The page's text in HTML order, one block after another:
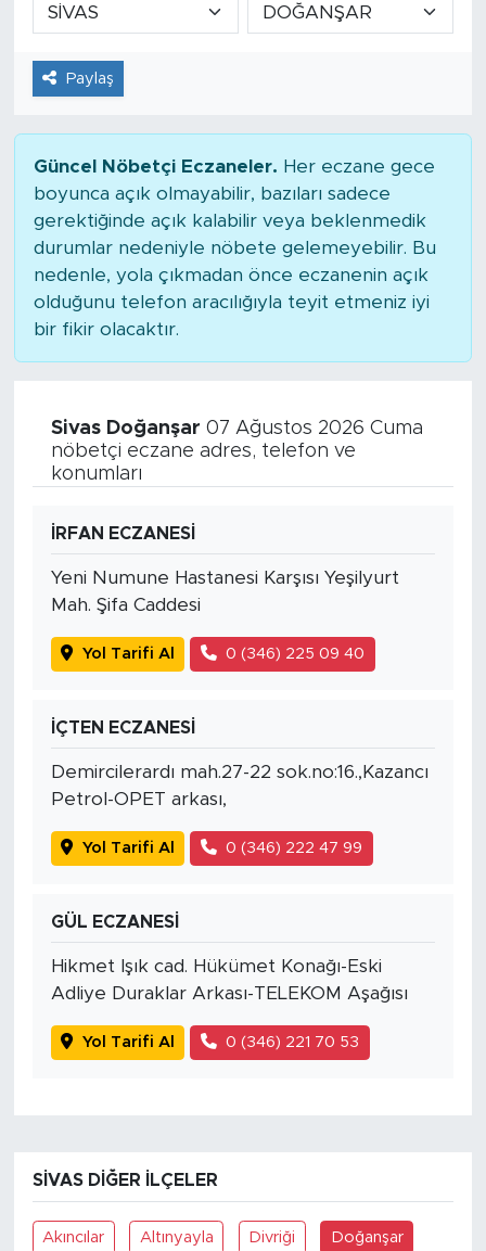
Paylaş
Güncel Nöbetçi Eczaneler. Her eczane gece
boyunca açık olmayabilir, bazıları sadece
gerektiğinde açık kalabilir veya beklenmedik
durumlar nedeniyle nöbete gelemeyebilir. Bu
nedenle, yola çıkmadan önce eczanenin açık
olduğunu telefon aracılığıyla teyit etmeniz iyi
bir fikir olacaktır.
Sivas Doğanşar 07 Ağustos 2026 Cuma
nöbetçi eczane adres, telefon ve
konumları
İRFAN ECZANESİ
Yeni Numune Hastanesi Karşısı Yeşilyurt
Mah. Şifa Caddesi
Yol Tarifi Al 0 (346) 225 09 40
İÇTEN ECZANESİ
Demircilerardı mah.27-22 sok.no:16.,Kazancı
Petrol-OPET arkası,
Yol Tarifi Al 0 (346) 222 47 99
GÜL ECZANESİ
Hikmet Işık cad. Hükümet Konağı-Eski
Adliye Duraklar Arkası-TELEKOM Aşağısı
Yol Tarifi Al 0 (346) 221 70 53
SIVAS DIĞER İLÇELER
Akıncılar Altınyayla Divriği Doğanşar